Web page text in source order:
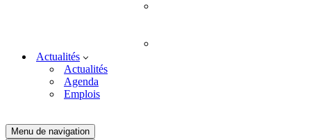
Actualités
Actualités
Agenda
Emplois
Menu de navigation